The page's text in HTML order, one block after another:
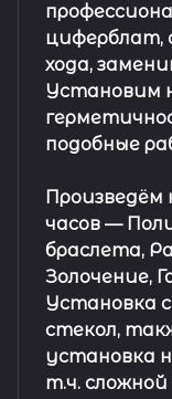
циферблат,
хода,
Установим
подобные
часов —
браслета,
Золочение,
Установка
стекол,
установка
т.ч.